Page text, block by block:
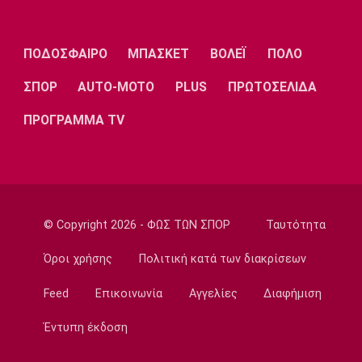
Μονακό
Ερυθρός
Αστέρας
Τότεναμ
ΠΟΔΟΣΦΑΙΡΟ ΜΠΑΣΚΕΤ ΒΟΛΕΪ ΠΟΛΟ
ΣΠΟΡ AUTO-MOTO PLUS ΠΡΩΤΟΣΕΛΙΔΑ
ΠΡΟΓΡΑΜΜΑ TV
© Copyright 2026 - ΦΩΣ ΤΩΝ ΣΠΟΡ Ταυτότητα
Όροι χρήσης Πολιτική κατά των διακρίσεων
Feed Επικοινωνία Αγγελίες Διαφήμιση
Έντυπη έκδοση